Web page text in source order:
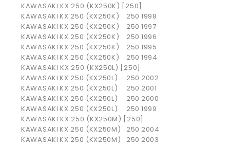
KAWASAKI KX 250 (KX250K) [250]
KAWASAKI KX 250 (KX250K) 250 1998
KAWASAKI KX 250 (KX250K) 250 1997
KAWASAKI KX 250 (KX250K) 250 1996
KAWASAKI KX 250 (KX250K) 250 1995
KAWASAKI KX 250 (KX250K) 250 1994
KAWASAKI KX 250 (KX250L) [250]
KAWASAKI KX 250 (KX250L) 250 2002
KAWASAKI KX 250 (KX250L) 250 2001
KAWASAKI KX 250 (KX250L) 250 2000
KAWASAKI KX 250 (KX250L) 250 1999
KAWASAKI KX 250 (KX250M) [250]
KAWASAKI KX 250 (KX250M) 250 2004
KAWASAKI KX 250 (KX250M) 250 2003